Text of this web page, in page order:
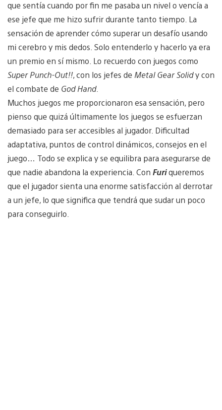
que sentía cuando por fin me pasaba un nivel o vencía a
ese jefe que me hizo sufrir durante tanto tiempo. La
sensación de aprender cómo superar un desafío usando
mi cerebro y mis dedos. Solo entenderlo y hacerlo ya era
un premio en sí mismo. Lo recuerdo con juegos como
Super Punch-Out!!, con los jefes de Metal Gear Solidy con
el combate de God Hand.
Muchos juegos me proporcionaron esa sensación, pero
pienso que quizá últimamente los juegos se esfuerzan
demasiado para ser accesibles al jugador. Dificultad
adaptativa, puntos de control dinámicos, consejos en el
juego… Todo se explica y se equilibra para asegurarse de
que nadie abandona la experiencia. Con Furiqueremos
que el jugador sienta una enorme satisfacción al derrotar
a un jefe, lo que significa que tendrá que sudar un poco
para conseguirlo.